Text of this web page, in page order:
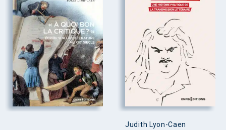
Judith Lyon-Caen